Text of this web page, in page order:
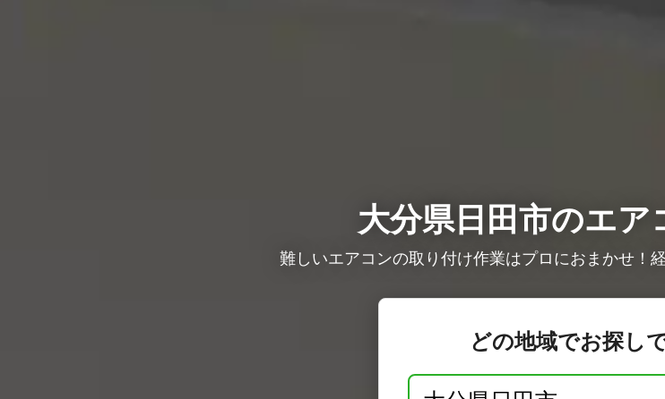
大分県日田市のエア
難しいエアコンの取り付け作業はプロにおまかせ！
どの地域でお探し